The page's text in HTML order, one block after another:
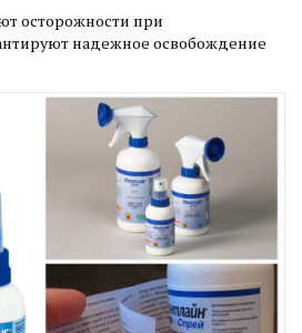
осторожности при
надежное освобождение